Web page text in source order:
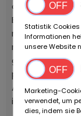
oli e filtri
Edelbrock,
materiali
motore, aria
gomme nuove.
perfettamente
Appena
igenizzazione
Statistik
Informationen
unsere Website
Marketing-
verwendet, um
dies, indem sie